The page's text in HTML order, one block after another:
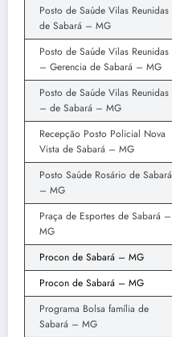
Posto de Saúde Vilas Reunidas
de Sabará – MG
Posto de Saúde Vilas Reunidas
– Gerencia de Sabará – MG
Posto de Saúde Vilas Reunidas
– de Sabará – MG
Recepção Posto Policial Nova
Vista de Sabará – MG
Posto Saúde Rosário de Sabará
– MG
Praça de Esportes de Sabará –
MG
Procon de Sabará – MG
Procon de Sabará – MG
Programa Bolsa família de
Sabará – MG